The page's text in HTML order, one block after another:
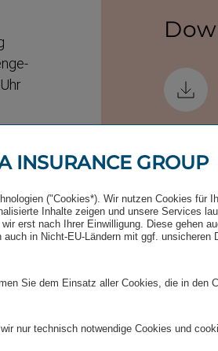
GROUP
("Cookies*). Wir nutzen Cookies für
Inhalte zeigen und unsere Services
erst nach Ihrer Einwilligung. Diese gehen
in Nicht-EU-Ländern mit ggf. unsicheren
Sie dem Einsatz aller Cookies, die in den
nur technisch notwendige Cookies und